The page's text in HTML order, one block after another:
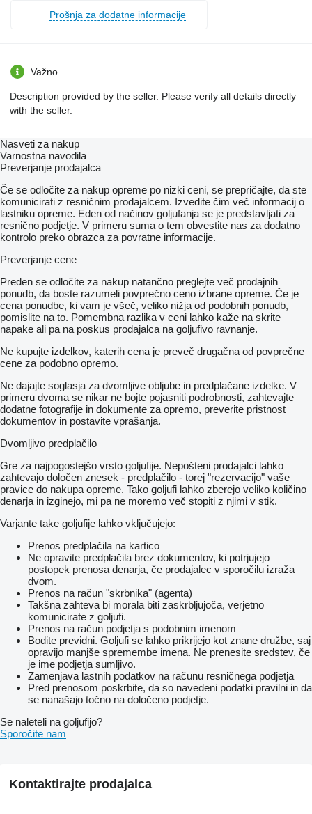
Prošnja za dodatne informacije
Važno
Description provided by the seller. Please verify all details directly
with the seller.
Nasveti za nakup
Varnostna navodila
Preverjanje prodajalca
Če se odločite za nakup opreme po nizki ceni, se prepričajte, da ste
komunicirati z resničnim prodajalcem. Izvedite čim več informacij o
lastniku opreme. Eden od načinov goljufanja se je predstavljati za
resnično podjetje. V primeru suma o tem obvestite nas za dodatno
kontrolo preko obrazca za povratne informacije.
Preverjanje cene
Preden se odločite za nakup natančno preglejte več prodajnih
ponudb, da boste razumeli povprečno ceno izbrane opreme. Če je
cena ponudbe, ki vam je všeč, veliko nižja od podobnih ponudb,
pomislite na to. Pomembna razlika v ceni lahko kaže na skrite
napake ali pa na poskus prodajalca na goljufivo ravnanje.
Ne kupujte izdelkov, katerih cena je preveč drugačna od povprečne
cene za podobno opremo.
Ne dajajte soglasja za dvomljive obljube in predplačane izdelke. V
primeru dvoma se nikar ne bojte pojasniti podrobnosti, zahtevajte
dodatne fotografije in dokumente za opremo, preverite pristnost
dokumentov in postavite vprašanja.
Dvomljivo predplačilo
Gre za najpogostejšo vrsto goljufije. Nepošteni prodajalci lahko
zahtevajo določen znesek - predplačilo - torej "rezervacijo" vaše
pravice do nakupa opreme. Tako goljufi lahko zberejo veliko količino
denarja in izginejo, mi pa ne moremo več stopiti z njimi v stik.
Varjante take goljufije lahko vključujejo:
Prenos predplačila na kartico
Ne opravite predplačila brez dokumentov, ki potrjujejo
postopek prenosa denarja, če prodajalec v sporočilu izraža
dvom.
Prenos na račun "skrbnika" (agenta)
Takšna zahteva bi morala biti zaskrbljujoča, verjetno
komunicirate z goljufi.
Prenos na račun podjetja s podobnim imenom
Bodite previdni. Goljufi se lahko prikrijejo kot znane družbe, saj
opravijo manjše spremembe imena. Ne prenesite sredstev, če
je ime podjetja sumljivo.
Zamenjava lastnih podatkov na računu resničnega podjetja
Pred prenosom poskrbite, da so navedeni podatki pravilni in da
se nanašajo točno na določeno podjetje.
Se naleteli na goljufijo?
Sporočite nam
Kontaktirajte prodajalca